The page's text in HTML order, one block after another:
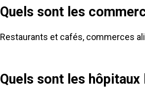
Quels sont les
Restaurants et cafés, commerces
Quels sont les